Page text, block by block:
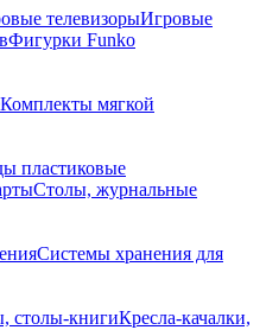
телевизорыИгровые
Фигурки Funko
Комплекты мягкой
пластиковые
Столы, журнальные
Системы хранения для
столы-книгиКресла-качалки,